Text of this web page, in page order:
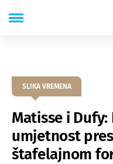
SLIKA VREMENA
Matisse i
umjetnost
štafelajnom